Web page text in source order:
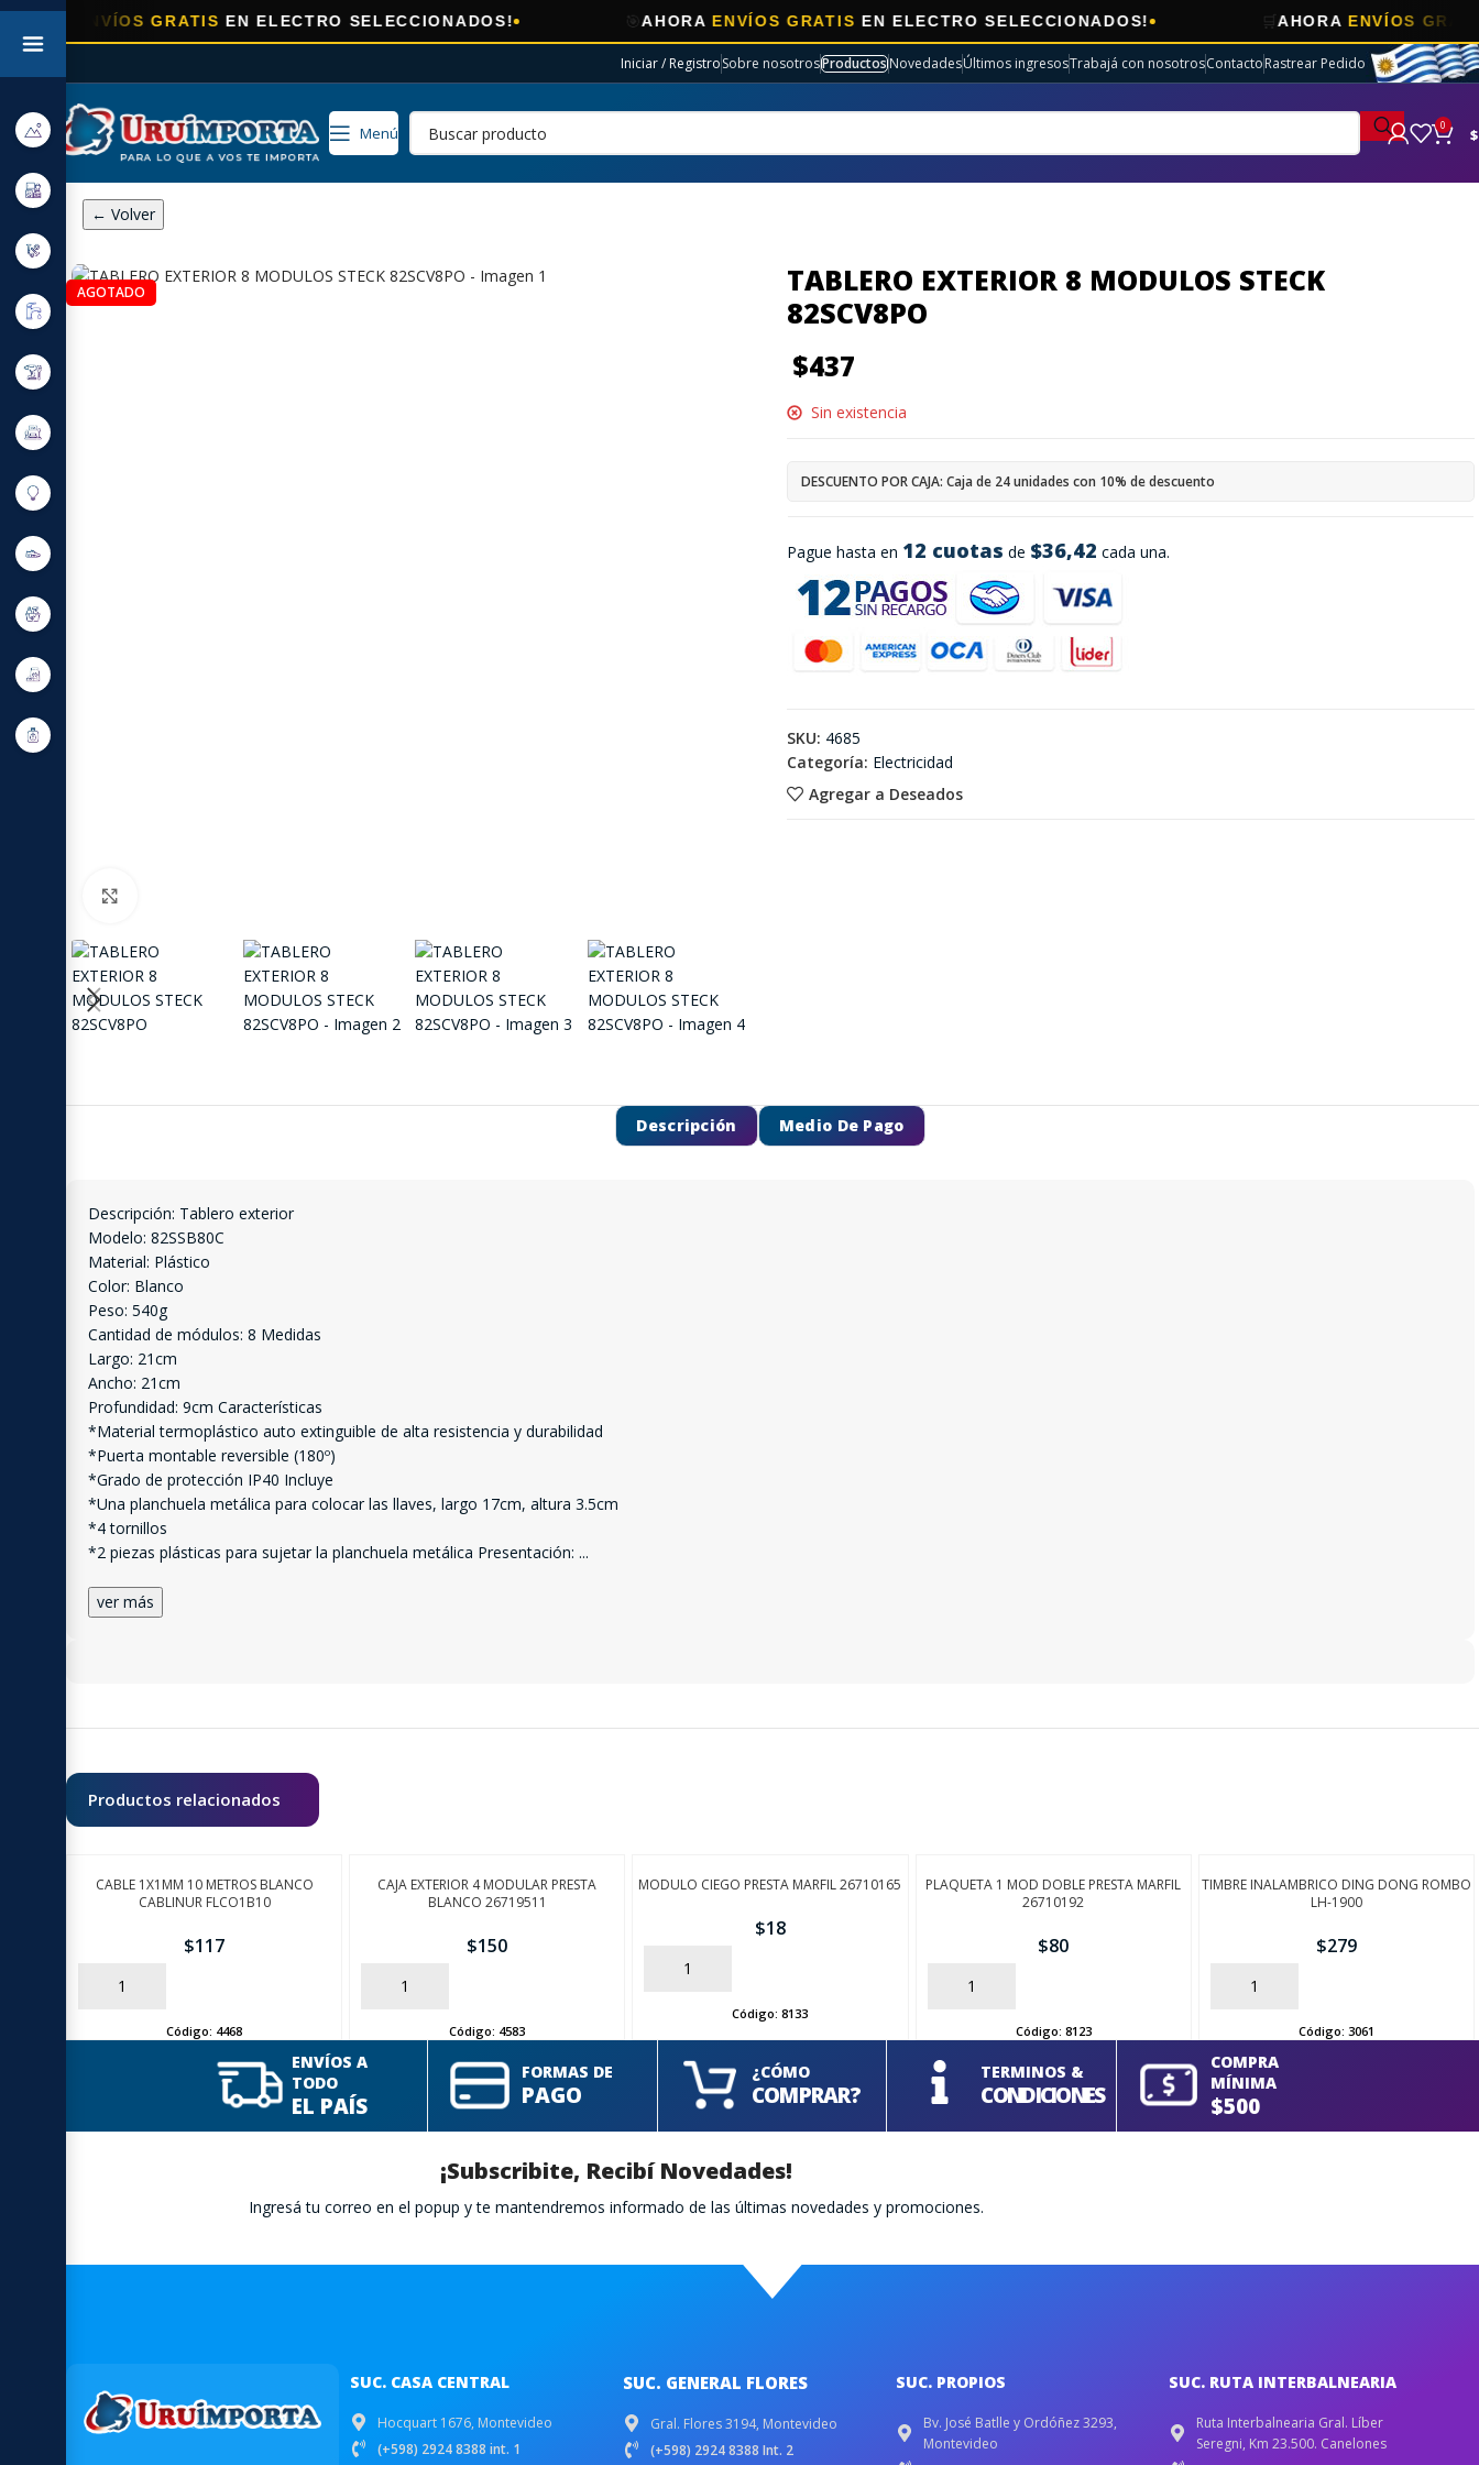
ENVÍOS GRATISEN ELECTRO SELECCIONADOS! AHORAENVÍOS GRATISEN ELECTRO SELECCIONADOS! AHORA ENVÍOS GRATISEN
Iniciar / RegistroSobre nosotrosProductosNovedadesÚltimos ingresosTrabajá con nosotrosContactoRastrear Pedido
Menú 0 $
← Volver
AGOTADO
TABLERO EXTERIOR 8 MODULOS STECK
82SCV8PO
$437
Pague hasta en 12 cuotas de $36,42 cada una.
Sin existencia
DESCUENTO POR CAJA: Caja de 24 unidades con 10% de descuento
Agregar a Deseados
SKU: 4685
Categoría: Electricidad
Descripción Medio De Pago
Descripción: Tablero exterior
Modelo: 82SSB80C
Material: Plástico
Color: Blanco
Peso: 540g
Cantidad de módulos: 8 Medidas
Largo: 21cm
Ancho: 21cm
Profundidad: 9cm Características
*Material termoplástico auto extinguible de alta resistencia y durabilidad
*Puerta montable reversible (180º)
*Grado de protección IP40 Incluye
*Una planchuela metálica para colocar las llaves, largo 17cm, altura 3.5cm
*4 tornillos
*2 piezas plásticas para sujetar la planchuela metálica Presentación: ...
ver más
Productos relacionados
CABLE 1X1MM 10 METROS BLANCO
CABLINUR FLCO1B10
$117
AÑADIR
Código: 4468
CAJA EXTERIOR 4 MODULAR PRESTA
BLANCO 26719511
$150
AÑADIR
Código: 4583
MODULO CIEGO PRESTA MARFIL 26710165
$18
AÑADIR
Código:8133
PLAQUETA 1 MOD DOBLE PRESTA MARFIL
26710192
$80
AÑADIR
Código: 8123
TIMBRE INALAMBRICO DING DONG ROMBO
LH-1900
$279
AÑADIR
Código: 3061
ENVÍOS A
TODO
EL PAÍS
FORMAS DE
PAGO
¿CÓMO
COMPRAR?
TERMINOS &
CONDICIONES
COMPRA
MÍNIMA
$500
¡Subscribite, Recibí Novedades!
Ingresá tu correo en el popup y te mantendremos informado de las últimas novedades y promociones.
SUC. CASA CENTRAL
Hocquart 1676, Montevideo
(+598) 2924 8388 int. 1
SUC. GENERAL FLORES
Gral. Flores 3194, Montevideo
(+598) 2924 8388 Int. 2
SUC. PROPIOS
Bv. José Batlle y Ordóñez 3293,
Montevideo
SUC. RUTA INTERBALNEARIA
Ruta Interbalnearia Gral. Líber
Seregni, Km 23.500. Canelones